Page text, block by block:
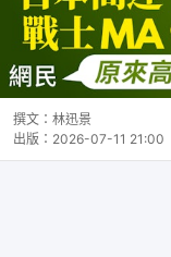
撰文： 林迅景
出版： 2026-07-11 21:00